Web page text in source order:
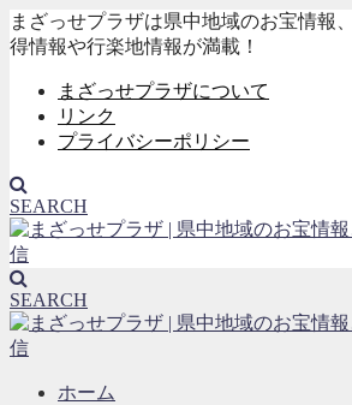
まざっせプラザは県中地域のお宝情報
得情報や行楽地情報が満載！
まざっせプラザについて
リンク
プライバシーポリシー
SEARCH
SEARCH
ホーム